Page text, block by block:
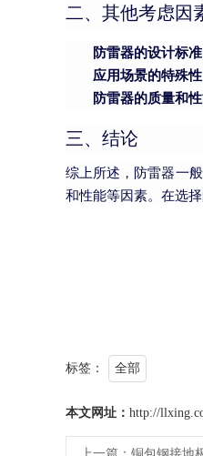
二、其他考虑因
防雷器的设计标准
应用场景的特殊性
防雷器的质量和
三、结论
综上所述，防雷器一
和性能等因素。在选
标签： 全部
本文网址： http://